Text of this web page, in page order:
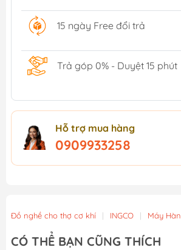
15 ngày Free đổi trả
Trả góp 0% - Duyệt 15 phút
Hỗ trợ mua hàng
0909933258
Đồ nghề cho thợ cơ khí | INGCO | Máy Hàn
CÓ THỂ BẠN CŨNG THÍCH